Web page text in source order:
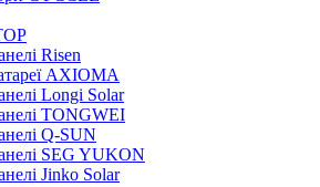
Risen
AXIOMA
Longi Solar
TONGWEI
Q-SUN
SEG YUKON
Jinko Solar